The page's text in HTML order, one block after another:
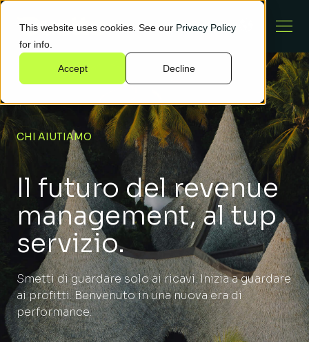
This website uses cookies. See our Privacy Policy
for info.
Accept Decline
CHI AIUTIAMO
Il futuro del revenue
management, al tup
servizio.
Smetti di guardare solo ai ricavi. Inizia a guardare
ai profitti. Benvenuto in una nuova era di
performance.